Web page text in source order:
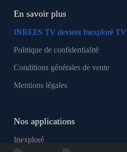
En savoir plus
INREES TV devient Inexploré TV
Politique de confidentialité
Conditions générales de vente
Mentions légales
Nos applications
Inexploré